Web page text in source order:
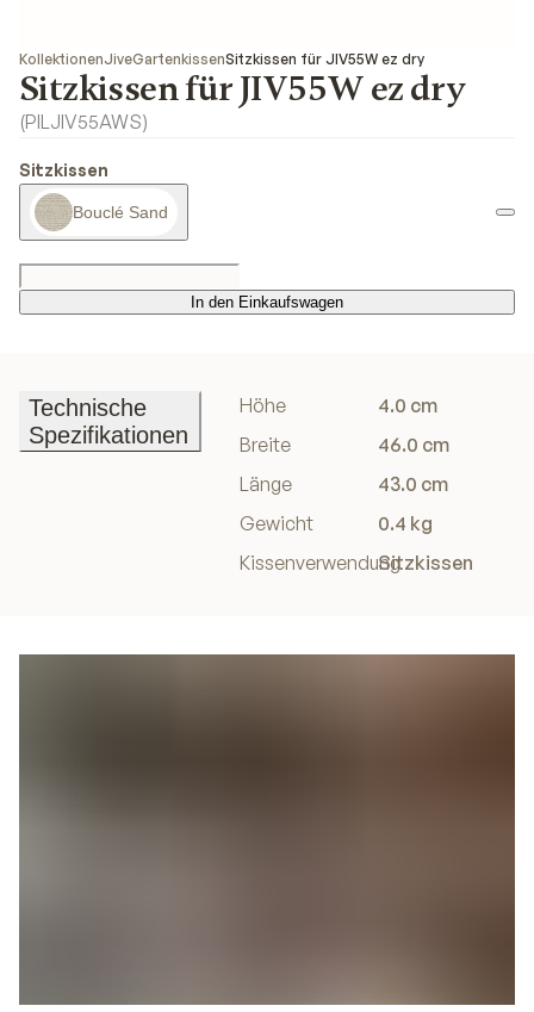
KollektionenJiveGartenkissenSitzkissen für JIV55W ez dry
Sitzkissen für JIV55W ez dry
(PILJIV55AWS)
Sitzkissen
Bouclé Sand
In den Einkaufswagen
In den Einkaufswagen
Technische
Spezifikationen
Höhe
4.0 cm
Breite
46.0 cm
Länge
43.0 cm
Gewicht
0.4 kg
KissenverwendungSitzkissen